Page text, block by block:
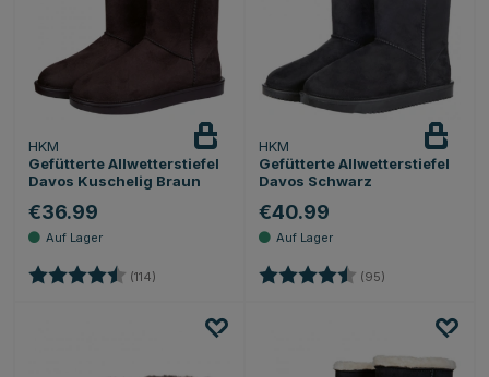
HKM
Gefütterte Allwetterstiefel
Davos Kuschelig Braun
€36.99
Bewertung: (114) 4.6 von 5 Sternen
HKM
Gefütterte Allwetterstiefel
Davos Schwarz
€40.99
Bewertung: (95)